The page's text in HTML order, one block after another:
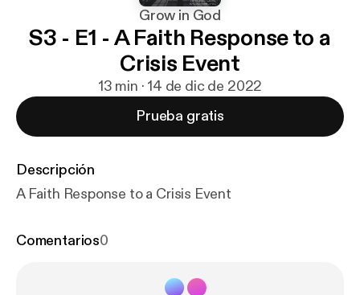
Grow in God
S3 - E1 - A Faith Response to a
Crisis Event
13 min · 14 de dic de 2022
Prueba gratis
Descripción
A Faith Response to a Crisis Event
Comentarios0